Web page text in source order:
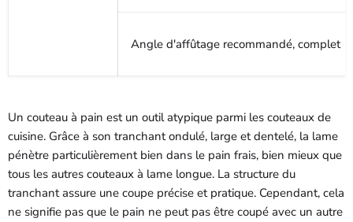
Angle d'affûtage recommandé, complet
Un couteau à pain est un outil atypique parmi les couteaux de
cuisine. Grâce à son tranchant ondulé, large et dentelé, la lame
pénètre particulièrement bien dans le pain frais, bien mieux que
tous les autres couteaux à lame longue. La structure du
tranchant assure une coupe précise et pratique. Cependant, cela
ne signifie pas que le pain ne peut pas être coupé avec un autre